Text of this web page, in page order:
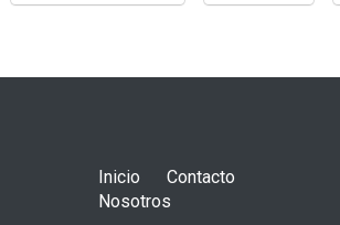
Inicio
Contacto
Nosotros